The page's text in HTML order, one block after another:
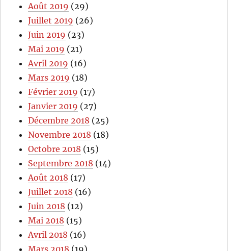
Août 2019 (29)
Juillet 2019 (26)
Juin 2019 (23)
Mai 2019 (21)
Avril 2019 (16)
Mars 2019 (18)
Février 2019 (17)
Janvier 2019 (27)
Décembre 2018 (25)
Novembre 2018 (18)
Octobre 2018 (15)
Septembre 2018 (14)
Août 2018 (17)
Juillet 2018 (16)
Juin 2018 (12)
Mai 2018 (15)
Avril 2018 (16)
Mars 2018 (19)